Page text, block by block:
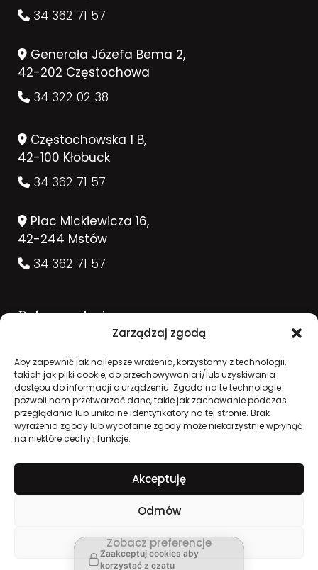
Zarządzaj zgodą
Aby zapewnić jak najlepsze wrażenia, korzystamy z technologii,
takich jak pliki cookie, do przechowywania i/lub uzyskiwania
dostępu do informacji o urządzeniu. Zgoda na te technologie
pozwoli nam przetwarzać dane, takie jak zachowanie podczas
przeglądania lub unikalne identyfikatory na tej stronie. Brak
wyrażenia zgody lub wycofanie zgody może niekorzystnie wpłynąć
na niektóre cechy i funkcje.
Akceptuję
Odmów
Zobacz preferencje
34 362 71 57
Generała Józefa Bema 2,
42-202 Częstochowa
34 322 02 38
Częstochowska 1 B,
42-100 Kłobuck
34 362 71 57
Plac Mickiewicza 16,
42-244 Mstów
34 362 71 57
Rekomendacje
2026 © Zakład Pogrzebowy Concordia. Wszelkie
Zaakceptuj cookies aby
korzystać z czatu